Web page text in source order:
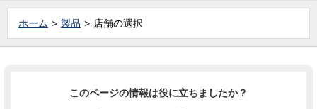
ホーム 製品 店舗の選択
このページの情報は役に立ちましたか？